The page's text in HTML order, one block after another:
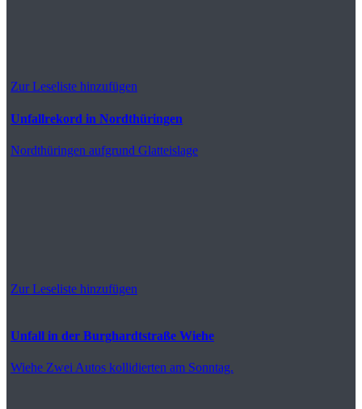
Zur Leseliste hinzufügen
Unfallrekord in Nordthüringen
Nordthüringen aufgrund Glatteislage
Zur Leseliste hinzufügen
Unfall in der Burghardtstraße Wiehe
Wiehe Zwei Autos kollidierten am Sonntag.